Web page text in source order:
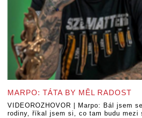
MARPO: TÁTA BY MĚL RADOST
VIDEOROZHOVOR | Marpo: Bál jsem
rodiny, říkal jsem si, co tam budu mezi